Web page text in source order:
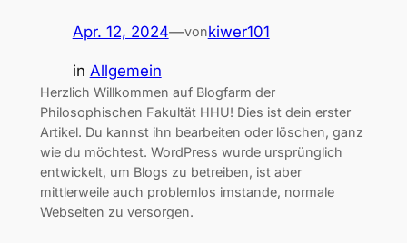
Apr. 12, 2024—vonkiwer101
in Allgemein
Herzlich Willkommen auf Blogfarm der
Philosophischen Fakultät HHU! Dies ist dein erster
Artikel. Du kannst ihn bearbeiten oder löschen, ganz
wie du möchtest. WordPress wurde ursprünglich
entwickelt, um Blogs zu betreiben, ist aber
mittlerweile auch problemlos imstande, normale
Webseiten zu versorgen.